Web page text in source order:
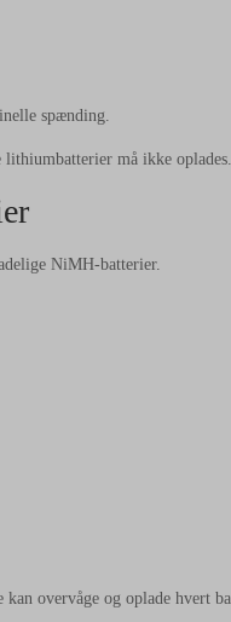
spænding.
må ikke oplades.
NiMH-batterier.
kan overvåge og oplade hvert